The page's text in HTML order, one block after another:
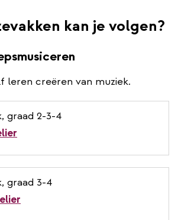
kan je volgen?
leren creëren van muziek.
graad 2-3-4
graad 3-4